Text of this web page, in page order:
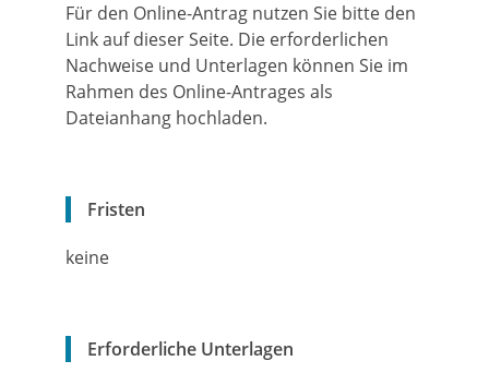
Für den Online-Antrag nutzen Sie bitte den
Link auf dieser Seite. Die erforderlichen
Nachweise und Unterlagen können Sie im
Rahmen des Online-Antrages als
Dateianhang hochladen.
Fristen
keine
Erforderliche Unterlagen